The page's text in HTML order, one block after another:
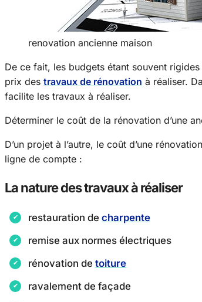
renovation ancienne maison
De ce fait, les budgets étant souvent
prix des travaux de rénovation à réaliser.
facilite les travaux à réaliser.
Déterminer le coût de la rénovation d’une
D’un projet à l’autre, le coût d’une
ligne de compte :
La nature des travaux à réaliser
restauration de charpente
remise aux normes électriques
rénovation de toiture
ravalement de façade